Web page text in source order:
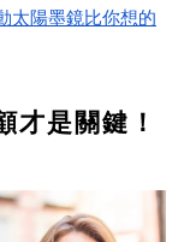
太陽墨鏡比你想的
才是關鍵！